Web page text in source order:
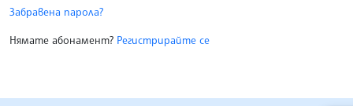
Забравена парола?
Нямате абонамент? Регистрирайте се